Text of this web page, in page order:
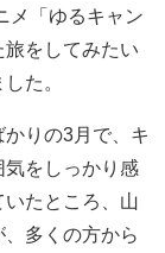
メ「ゆるキャン
をしてみたい
た。
りの3月で、キ
気をしっかり感
いたところ、山
多くの方から